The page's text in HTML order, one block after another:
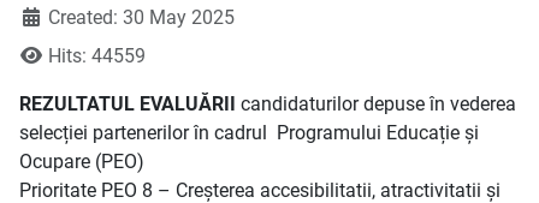
Created: 30 May 2025
Hits: 44559
REZULTATUL EVALUĂRII candidaturilor depuse în vederea
selecției partenerilor în cadrul Programului Educație și
Ocupare (PEO)
Prioritate PEO 8 – Creșterea accesibilitatii, atractivitatii și